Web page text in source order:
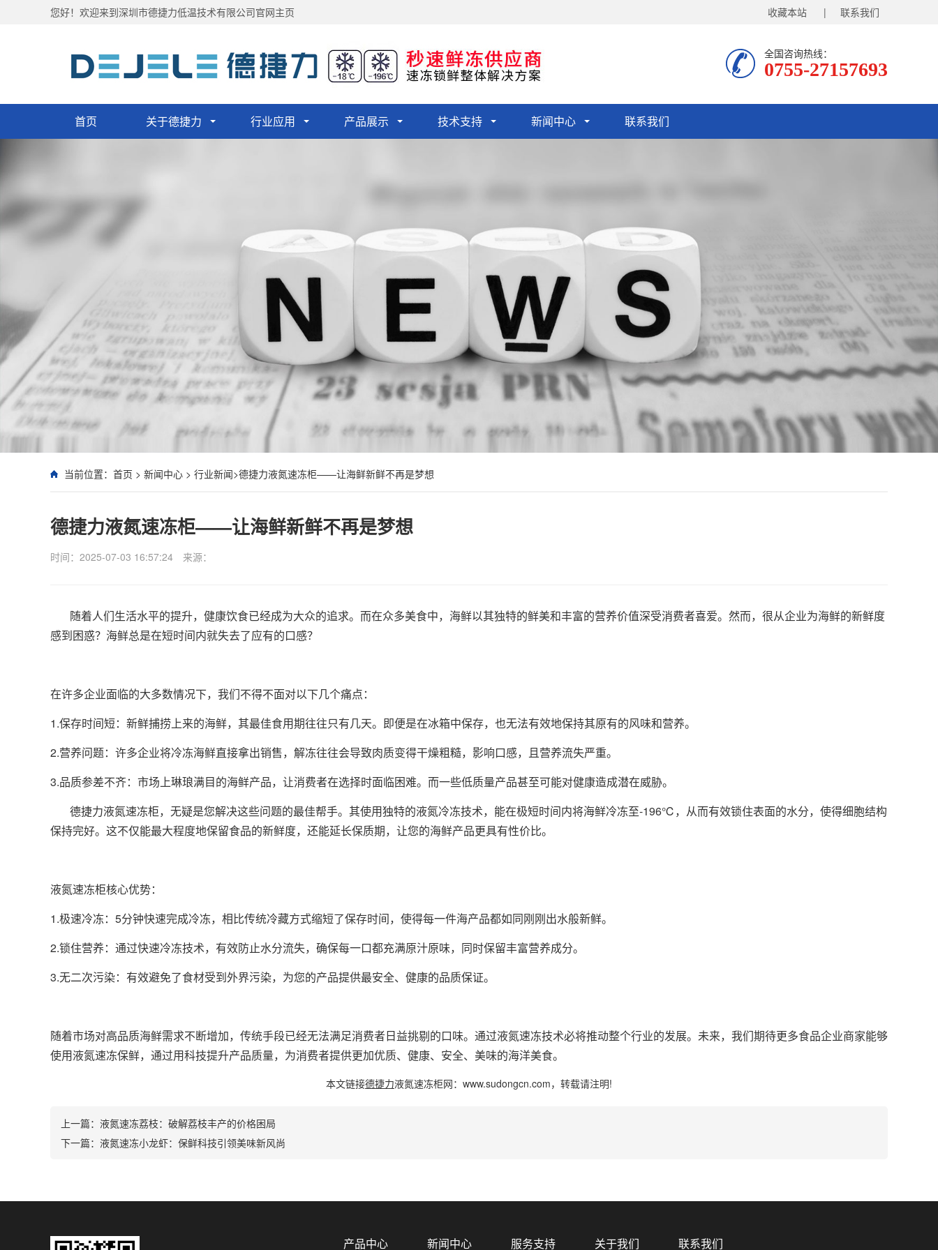
您好！欢迎来到深圳市德捷力低温技术有限公司官网主页 收藏本站 | 联系我们
全国咨询热线：
0755-27157693
首页 关于德捷力 行业应用 产品展示 技术支持 新闻中心 联系我们
当前位置： 首页 > 新闻中心 > 行业新闻>德捷力液氮速冻柜——让海鲜新鲜不再是梦想
德捷力液氮速冻柜——让海鲜新鲜不再是梦想
时间：2025-07-03 16:57:24 来源：
随着人们生活水平的提升，健康饮食已经成为大众的追求。而在众多美食中，海鲜以其独特的鲜美和丰富的营养价值深受消费者喜爱。然而，很从企业为海鲜的新鲜度
感到困惑？海鲜总是在短时间内就失去了应有的口感？
在许多企业面临的大多数情况下，我们不得不面对以下几个痛点：
1.保存时间短：新鲜捕捞上来的海鲜，其最佳食用期往往只有几天。即便是在冰箱中保存，也无法有效地保持其原有的风味和营养。
2.营养问题：许多企业将冷冻海鲜直接拿出销售，解冻往往会导致肉质变得干燥粗糙，影响口感，且营养流失严重。
3.品质参差不齐：市场上琳琅满目的海鲜产品，让消费者在选择时面临困难。而一些低质量产品甚至可能对健康造成潜在威胁。
德捷力液氮速冻柜，无疑是您解决这些问题的最佳帮手。其使用独特的液氮冷冻技术，能在极短时间内将海鲜冷冻至-196℃，从而有效锁住表面的水分，使得细胞结构
保持完好。这不仅能最大程度地保留食品的新鲜度，还能延长保质期，让您的海鲜产品更具有性价比。
液氮速冻柜核心优势：
1.极速冷冻：5分钟快速完成冷冻，相比传统冷藏方式缩短了保存时间，使得每一件海产品都如同刚刚出水般新鲜。
2.锁住营养：通过快速冷冻技术，有效防止水分流失，确保每一口都充满原汁原味，同时保留丰富营养成分。
3.无二次污染：有效避免了食材受到外界污染，为您的产品提供最安全、健康的品质保证。
随着市场对高品质海鲜需求不断增加，传统手段已经无法满足消费者日益挑剔的口味。通过液氮速冻技术必将推动整个行业的发展。未来，我们期待更多食品企业商家能够
使用液氮速冻保鲜，通过用科技提升产品质量，为消费者提供更加优质、健康、安全、美味的海洋美食。
本文链接德捷力液氮速冻柜网： www.sudongcn.com，转载请注明!
上一篇： 液氮速冻荔枝：破解荔枝丰产的价格困局
下一篇： 液氮速冻小龙虾：保鲜科技引领美味新风尚
产品中心 新闻中心 服务支持 关于我们 联系我们